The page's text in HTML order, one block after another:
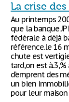
La crise
Au printemps
que la banque
fédérale à dèjà
référence.le 16
chute est
tard,on est
d’emprent des
un bien
pour leur